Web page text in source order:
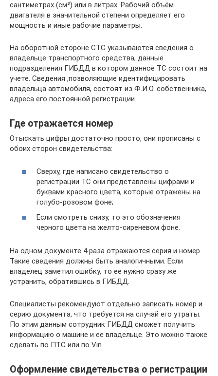
сантиметрах (см³) или в литрах. Рабочий объём
двигателя в значительной степени определяет его
мощность и иные рабочие параметры.
На оборотной стороне СТС указываются сведения о
владельце транспортного средства, данные
подразделения ГИБДД в котором данное ТС состоит на
учете. Сведения ,позволяющие идентифицировать
владельца автомобиля, состоят из Ф.И.О. собственника,
адреса его постоянной регистрации.
Где отражается номер
Отыскать цифры достаточно просто, они прописаны с
обоих сторон свидетельства:
Сверху, где написано свидетельство о
регистрации ТС они представлены цифрами и
буквами красного цвета, которые отражены на
голубо-розовом фоне;
Если смотреть снизу, то это обозначения
черного цвета на желто-сиреневом фоне.
На одном документе 4 раза отражаются серия и номер.
Такие сведения должны быть аналогичными. Если
владелец заметил ошибку, то ее нужно сразу же
устранить, обратившись в ГИБДД.
Специалисты рекомендуют отдельно записать номер и
серию документа, что требуется на случай его утраты.
По этим данным сотрудник ГИБДД сможет получить
информацию о машине и ее владельце. Это можно также
сделать по ПТС или по Vin.
Оформление свидетельства о регистрации